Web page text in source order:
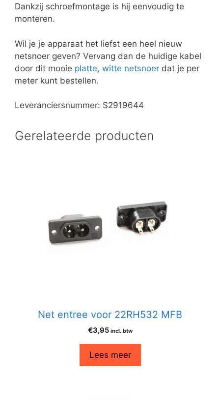
Dankzij schroefmontage is hij eenvoudig te
monteren.
Wil je je apparaat het liefst een heel nieuw
netsnoer geven? Vervang dan de huidige kabel
door dit mooie platte, witte netsnoer dat je per
meter kunt bestellen.
Leveranciersnummer: S2919644
Gerelateerde producten
Net entree voor 22RH532 MFB
€3,95 incl. btw
Lees meer